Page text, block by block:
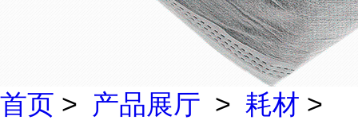
首页 > 产品展厅 > 耗材 >